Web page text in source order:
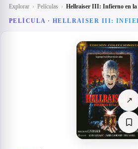
Explorar › Películas › Hellraiser III: Infierno en
PELÍCULA · HELLRAISER III:
↗